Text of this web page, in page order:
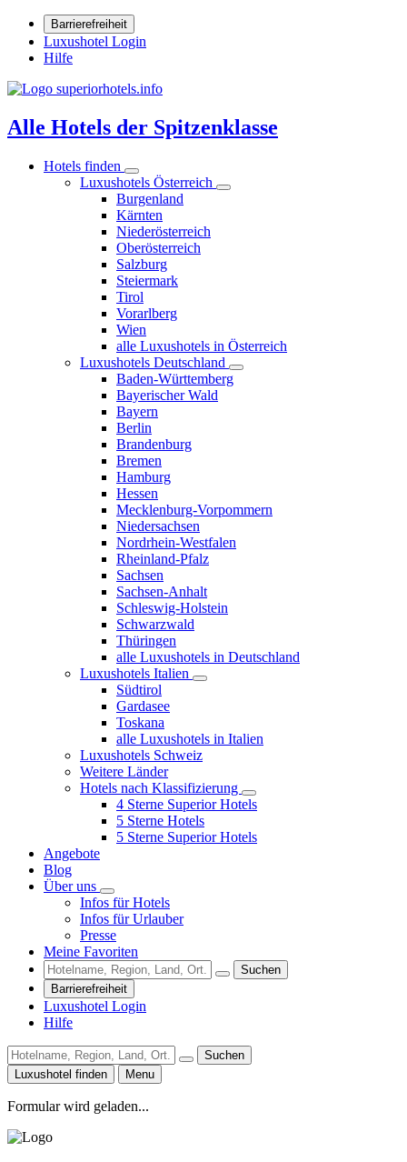
Barrierefreiheit
Luxushotel Login
Hilfe
Alle Hotels der Spitzenklasse
Hotels finden
Luxushotels Österreich
Burgenland
Kärnten
Niederösterreich
Oberösterreich
Salzburg
Steiermark
Tirol
Vorarlberg
Wien
alle Luxushotels in Österreich
Luxushotels Deutschland
Baden-Württemberg
Bayerischer Wald
Bayern
Berlin
Brandenburg
Bremen
Hamburg
Hessen
Mecklenburg-Vorpommern
Niedersachsen
Nordrhein-Westfalen
Rheinland-Pfalz
Sachsen
Sachsen-Anhalt
Schleswig-Holstein
Schwarzwald
Thüringen
alle Luxushotels in Deutschland
Luxushotels Italien
Südtirol
Gardasee
Toskana
alle Luxushotels in Italien
Luxushotels Schweiz
Weitere Länder
Hotels nach Klassifizierung
4 Sterne Superior Hotels
5 Sterne Hotels
5 Sterne Superior Hotels
Angebote
Blog
Über uns
Infos für Hotels
Infos für Urlauber
Presse
Meine Favoriten
Suchen
Barrierefreiheit
Luxushotel Login
Hilfe
Suchen
Luxushotel finden
Menu
Formular wird geladen...